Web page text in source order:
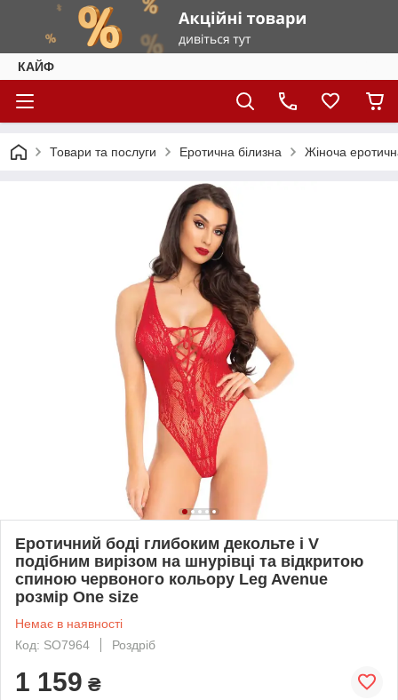
КАЙФ
Товари та послуги Еротична білизна Жіноча
Еротичний боді глибоким декольте і V
подібним вирізом на шнурівці та відкритою
спиною червоного кольору Leg Avenue
розмір Оne size
Немає в наявності
Код: SO7964
Роздріб
1 159 ₴